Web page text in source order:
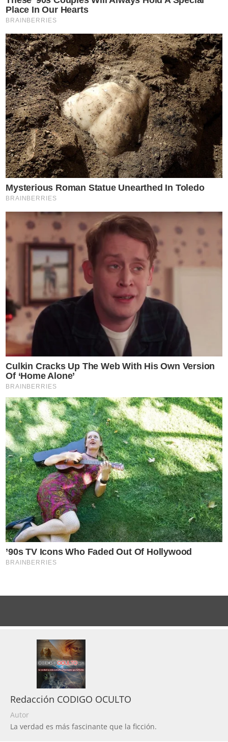
Redacción CODIGO OCULTO
Autor
La verdad es más fascinante que la ficción.